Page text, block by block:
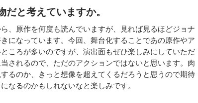
と考えていますか。
、原作を何度も読んでいますが、見れば見るほどジョナ
になっています。今回、舞台化することであの原作やア
ころが多いのですが、演出面もぜひ楽しみにしていただ
されるので、ただのアクションではないと思います。肉
るのか、きっと想像を超えてくるだろうと思うので期待
なるのかもしれないなと楽しみです。